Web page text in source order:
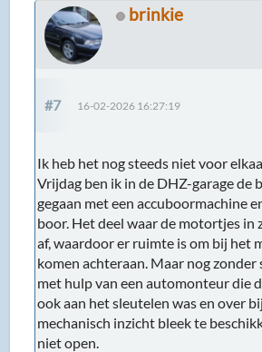
brinkie
#7 16-02-2026 16:27:19
Ik heb het nog steeds niet voor
Vrijdag ben ik in de DHZ-garage de
gegaan met een accuboormachine
boor. Het deel waar de motortjes in
af, waardoor er ruimte is om bij het
komen achteraan. Maar nog zonder
met hulp van een automonteur die
ook aan het sleutelen was en over
mechanisch inzicht bleek te
niet open.